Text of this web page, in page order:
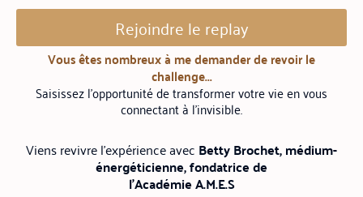
Rejoindre le replay
Vous êtes nombreux à me demander de revoir le
challenge...
Saisissez l'opportunité de transformer votre vie en vous
connectant à l'invisible.
Viens revivre l'expérience avec Betty Brochet, médium-
énergéticienne, fondatrice de
l'Académie A.M.E.S